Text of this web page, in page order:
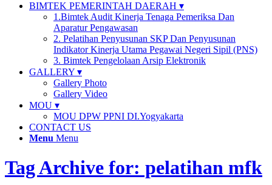
BIMTEK PEMERINTAH DAERAH ▾
1.Bimtek Audit Kinerja Tenaga Pemeriksa Dan
Aparatur Pengawasan
2. Pelatihan Penyusunan SKP Dan Penyusunan
Indikator Kinerja Utama Pegawai Negeri Sipil (PNS)
3. Bimtek Pengelolaan Arsip Elektronik
GALLERY ▾
Gallery Photo
Gallery Video
MOU ▾
MOU DPW PPNI DI.Yogyakarta
CONTACT US
Menu Menu
Tag Archive for: pelatihan mfk